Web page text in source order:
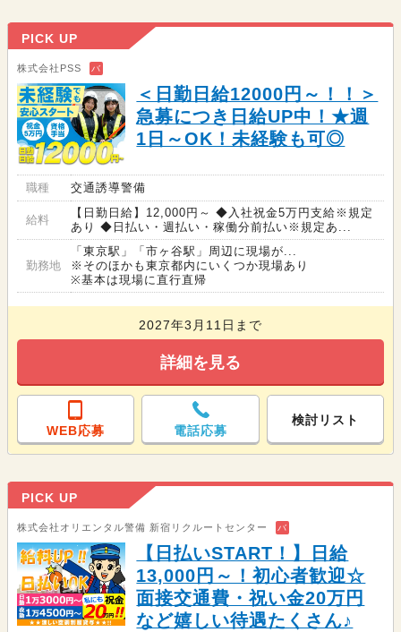
PICK UP
株式会社PSS バ
＜日勤日給12000円～！！＞
急募につき日給UP中！★週
1日～OK！未経験も可◎
職種 交通誘導警備
給料
【日勤日給】12,000円～ ◆入社祝金5万円支給※規定
あり ◆日払い・週払い・稼働分前払い※規定あ...
勤務地
「東京駅」「市ヶ谷駅」周辺に現場が...
※そのほかも東京都内にいくつか現場あり
※基本は現場に直行直帰
2027年3月11日まで
詳細を見る
WEB応募 電話応募
検討リスト
PICK UP
株式会社オリエンタル警備 新宿リクルートセンター バ
【日払いSTART！】日給
13,000円～！初心者歓迎☆
面接交通費・祝い金20万円
など嬉しい待遇たくさん♪